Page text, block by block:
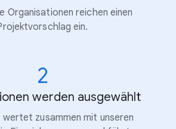
Organisationen reichen einen
ein.
2
werden ausgewählt
zusammen mit unseren